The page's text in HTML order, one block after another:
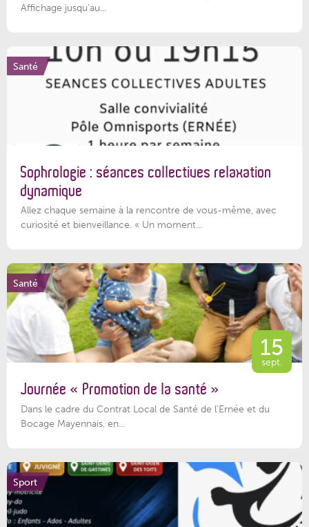
Affichage jusqu'au...
Santé
Sophrologie : séances collectives relaxation
dynamique
Allez chaque semaine à la rencontre de vous-même, avec
curiosité et bienveillance. « Un moment...
Santé
15
sept.
Journée « Promotion de la santé »
Dans le cadre du Contrat Local de Santé de l’Ernée et du
Bocage Mayennais, en...
Sport